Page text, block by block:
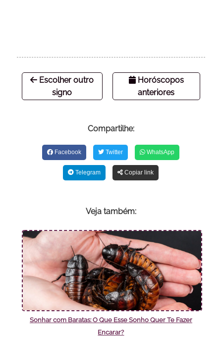
Escolher outro
signo
Horóscopos
anteriores
Compartilhe:
Facebook Twitter WhatsApp
Telegram Copiar link
Veja também:
Sonhar com Baratas: O Que Esse Sonho Quer Te Fazer
Encarar?